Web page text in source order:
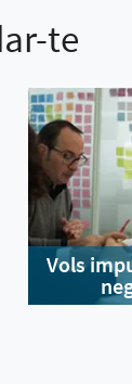
te
Vols